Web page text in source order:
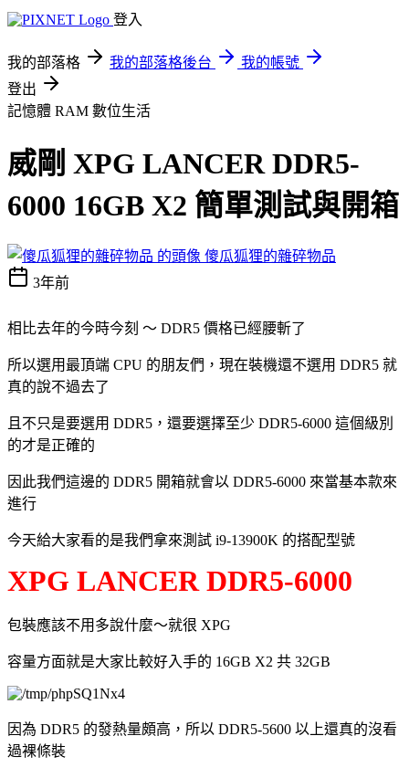
登入
我的部落格 我的部落格後台
我的帳號
登出
記憶體 RAM 數位生活
威剛 XPG LANCER DDR5-
6000 16GB X2 簡單測試與開箱
傻瓜狐狸的雜碎物品
3年前
相比去年的今時今刻 ～ DDR5 價格已經腰斬了
所以選用最頂端 CPU 的朋友們，現在裝機還不選用 DDR5 就
真的說不過去了
且不只是要選用 DDR5，還要選擇至少 DDR5-6000 這個級別
的才是正確的
因此我們這邊的 DDR5 開箱就會以 DDR5-6000 來當基本款來
進行
今天給大家看的是我們拿來測試 i9-13900K 的搭配型號
XPG LANCER DDR5-6000
包裝應該不用多說什麼～就很 XPG
容量方面就是大家比較好入手的 16GB X2 共 32GB
因為 DDR5 的發熱量頗高，所以 DDR5-5600 以上還真的沒看
過裸條裝